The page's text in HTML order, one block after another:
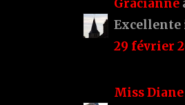
Gracianne
Excellente
29 février
Miss Diane